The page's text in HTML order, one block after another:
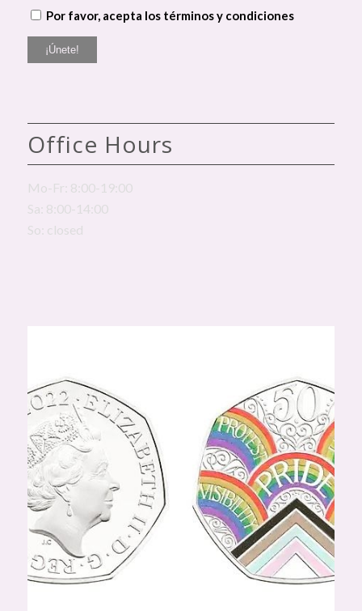
Por favor, acepta los términos y condiciones
Office Hours
Mo-Fr: 8:00-19:00
Sa: 8:00-14:00
So: closed